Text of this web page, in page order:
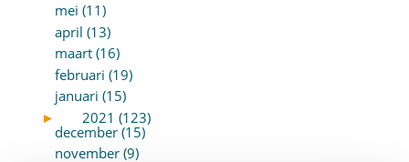
mei (11)
april (13)
maart (16)
februari (19)
januari (15)
►
2021 (123)
december (15)
november (9)